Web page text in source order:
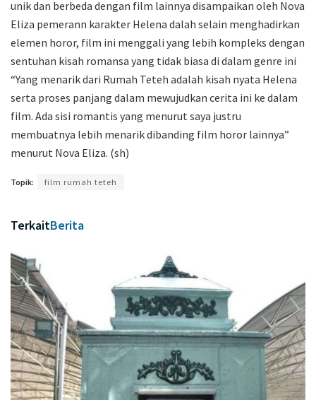
unik dan berbeda dengan film lainnya disampaikan oleh Nova
Eliza pemerann karakter Helena dalah selain menghadirkan
elemen horor, film ini menggali yang lebih kompleks dengan
sentuhan kisah romansa yang tidak biasa di dalam genre ini
“Yang menarik dari Rumah Teteh adalah kisah nyata Helena
serta proses panjang dalam mewujudkan cerita ini ke dalam
film. Ada sisi romantis yang menurut saya justru
membuatnya lebih menarik dibanding film horor lainnya”
menurut Nova Eliza. (sh)
Topik: film rumah teteh
TerkaitBerita